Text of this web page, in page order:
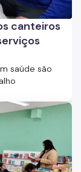
canteiros
saúde são
1,5 milhão de